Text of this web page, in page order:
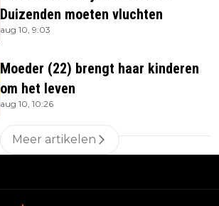
Duizenden moeten vluchten
aug 10, 9:03
Moeder (22) brengt haar kinderen
om het leven
aug 10, 10:26
Meer artikelen